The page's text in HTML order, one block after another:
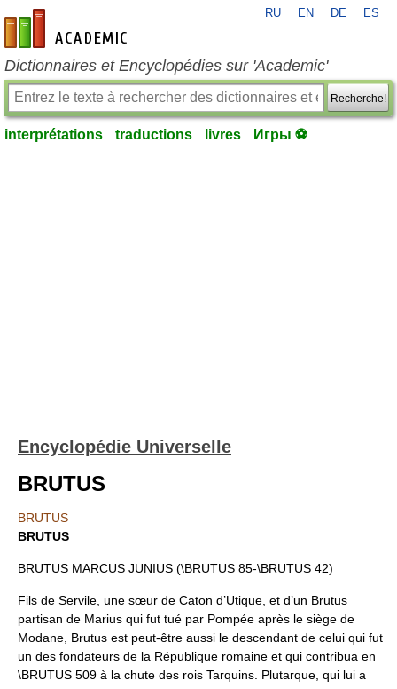
fr-academic.com
RU EN DE ES
Dictionnaires et Encyclopédies sur 'Academic'
Recherche!
interprétations traductions livres Игры ⚽
Encyclopédie Universelle
BRUTUS
BRUTUS
BRUTUS
BRUTUS MARCUS JUNIUS (\BRUTUS 85-\BRUTUS 42)
Fils de Servile, une sœur de Caton d’Utique, et d’un Brutus
partisan de Marius qui fut tué par Pompée après le siège de
Modane, Brutus est peut-être aussi le descendant de celui qui fut
un des fondateurs de la République romaine et qui contribua en
\BRUTUS 509 à la chute des rois Tarquins. Plutarque, qui lui a